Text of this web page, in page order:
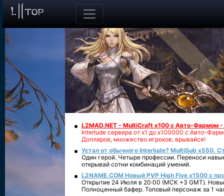
L2MAD.NET - MultiCraft x100 с Авто-Фармом
Interlude сервера от х1 до х100000 с Авто-
Долларов, множество игроков, врывайся!
Устал от обычного Interlude? MultiSub x550.
Один герой. Четыре профессии. Переноси
открывай сотни комбинаций умений.
L2NAME.COM Новый PVP High Five x1500 с
Открытие 24 Июля в 20:00 (МСК +3 GMT).
Полноценный бафер. Топовый персонаж за 1